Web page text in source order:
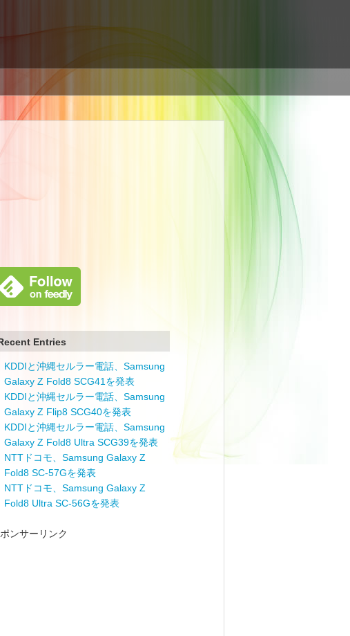
Entries
KDDIと沖縄セルラー電話、Samsung
Galaxy Z Fold8 SCG41を発表
KDDIと沖縄セルラー電話、Samsung
Galaxy Z Flip8 SCG40を発表
KDDIと沖縄セルラー電話、Samsung
Galaxy Z Fold8 Ultra SCG39を発表
NTTドコモ、Samsung Galaxy Z
Fold8 SC-57Gを発表
NTTドコモ、Samsung Galaxy Z
Fold8 Ultra SC-56Gを発表
ンサーリンク